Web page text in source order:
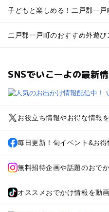
子どもと楽しめる！二戸郡一戸
二戸郡一戸町のおすすめ外遊び
SNSでいこーよの最新
お役立ち情報やお得な情報
毎日更新！旬イベント&お得
無料招待企画や話題のおで
オススメおでかけ情報を動画